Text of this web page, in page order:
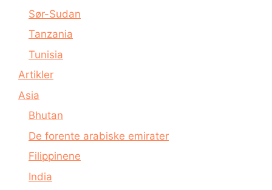
Sør-Sudan
Tanzania
Tunisia
Artikler
Asia
Bhutan
De forente arabiske emirater
Filippinene
India